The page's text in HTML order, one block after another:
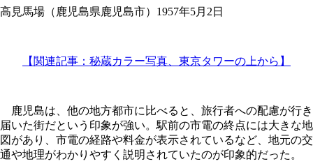
高見馬場（鹿児島県鹿児島市）1957年5月2日
【関連記事：秘蔵カラー写真、東京タワーの上から】
鹿児島は、他の地方都市に比べると、旅行者への配慮が行き
届いた街だという印象が強い。駅前の市電の終点には大きな地
図があり、市電の経路や料金が表示されているなど、地元の交
通や地理がわかりやすく説明されていたのが印象的だった。